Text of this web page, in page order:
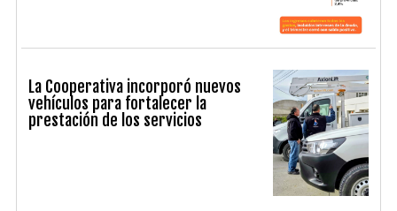
La Cooperativa incorporó nuevos
vehículos para fortalecer la
prestación de los servicios